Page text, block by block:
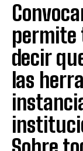
permite
decir
las